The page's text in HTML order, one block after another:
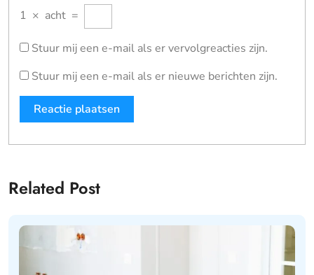
1 × acht =
Stuur mij een e-mail als er vervolgreacties zijn.
Stuur mij een e-mail als er nieuwe berichten zijn.
Related Post